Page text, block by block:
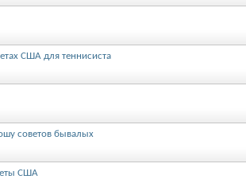
США для теннисиста
советов бывалых
США